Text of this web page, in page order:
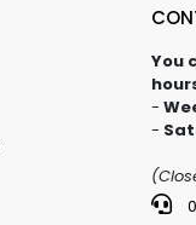
You
-
-